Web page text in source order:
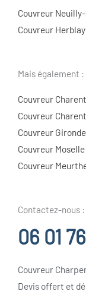
Couvreur
Couvreur
Mais également :
Couvreur
Couvreur
Couvreur
Couvreur Moselle
Couvreur
Contactez-nous :
06 01
Couvreur
Devis offert et